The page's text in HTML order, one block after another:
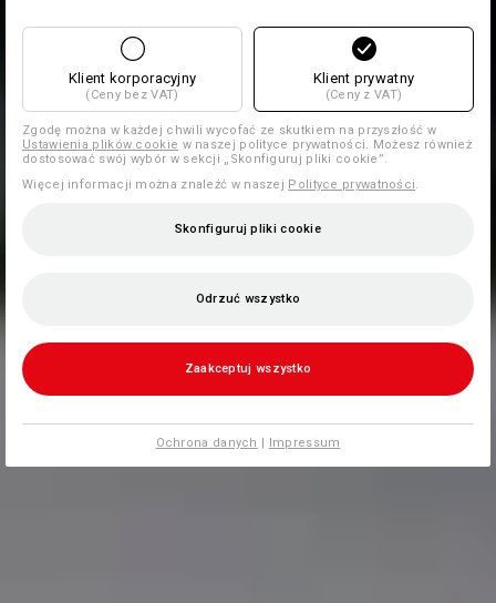
Klient korporacyjny
(Ceny bez VAT)
Klient prywatny
(Ceny z VAT)
Zgodę można w każdej chwili wycofać ze skutkiem na przyszłość w
Ustawienia plików cookie w naszej polityce prywatności. Możesz również
dostosować swój wybór w sekcji „Skonfiguruj pliki cookie”.
Więcej informacji można znaleźć w naszej Polityce prywatności
Skonfiguruj pliki cookie
Odrzuć wszystko
Zaakceptuj wszystko
Ochrona danych | Impressum